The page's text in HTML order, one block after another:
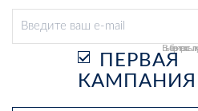
Выберите рассылку
ПЕРВАЯ
КАМПАНИЯ